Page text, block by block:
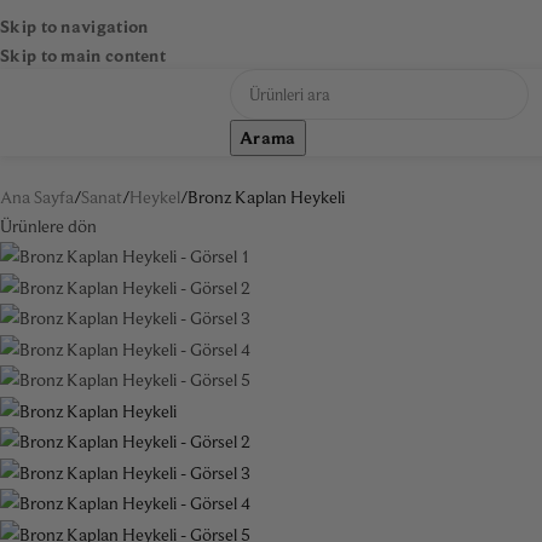
Skip to navigation
Skip to main content
Arama
Ana Sayfa Sanat Heykel Bronz Kaplan Heykeli
Ürünlere dön